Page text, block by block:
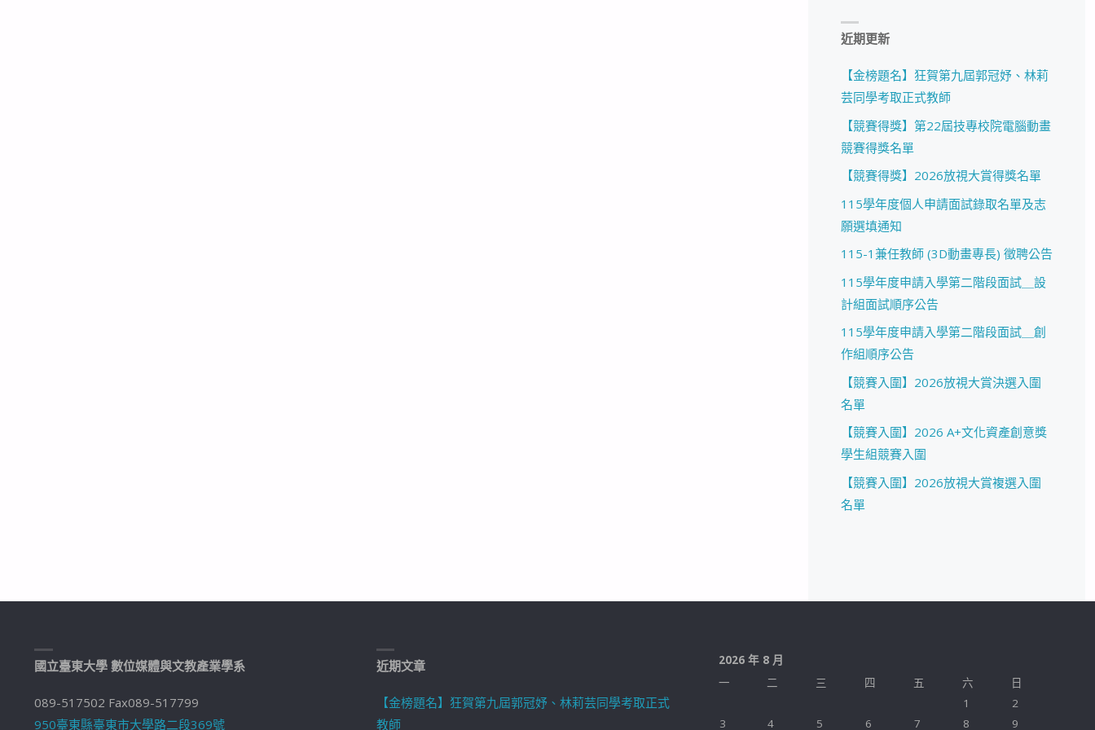
近期更新
【金榜題名】狂賀第九屆郭冠妤、林莉
芸同學考取正式教師
【競賽得獎】第22屆技專校院電腦動畫
競賽得獎名單
【競賽得獎】2026放視大賞得獎名單
115學年度個人申請面試錄取名單及志
願選填通知
115-1兼任教師 (3D動畫專長) 徵聘公告
115學年度申請入學第二階段面試＿設
計組面試順序公告
115學年度申請入學第二階段面試＿創
作組順序公告
【競賽入圍】2026放視大賞決選入圍
名單
【競賽入圍】2026 A+文化資產創意獎
學生組競賽入圍
【競賽入圍】2026放視大賞複選入圍
名單
國立臺東大學 數位媒體與文教產業學系
089-517502 Fax089-517799
950臺東縣臺東市大學路二段369號
近期文章
【金榜題名】狂賀第九屆郭冠妤、林莉芸同學考取正式
教師
2026 年 8 月
一
二 三 四 五 六
日
1
2
3
4 5 6 7 8 9